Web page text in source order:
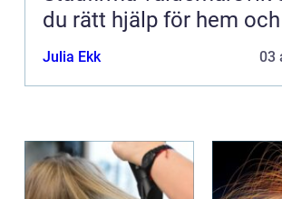
du rätt hjälp för hem
Julia Ekk 03